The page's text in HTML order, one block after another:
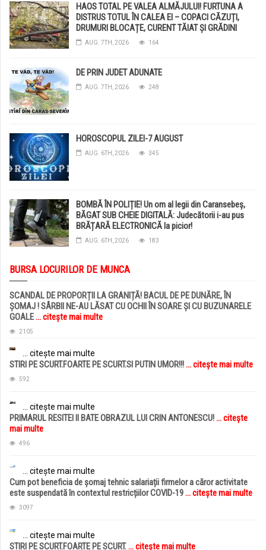
HAOS TOTAL PE VALEA ALMĂJULUI! FURTUNA A
DISTRUS TOTUL ÎN CALEA EI – COPACI CĂZUȚI,
DRUMURI BLOCAȚE, CURENT TĂIAT ȘI GRĂDINI
DISTRUSE DE GRINDINĂ!
AUG. 7TH, 2026 164
DE PRIN JUDET ADUNATE
AUG. 7TH, 2026 248
HOROSCOPUL ZILEI-7 AUGUST
AUG. 6TH, 2026 345
BOMBĂ ÎN POLIȚIE! Un om al legii din Caransebeș,
BĂGAT SUB CHEIE DIGITALĂ: Judecătorii i-au pus
BRĂȚARĂ ELECTRONICĂ la picior!
AUG. 6TH, 2026 183
BURSA LOCURILOR DE MUNCA
SCANDAL DE PROPORȚII LA GRANIȚĂ! BACUL DE PE DUNĂRE, ÎN
ȘOMAJ ! SÂRBII NE-AU LĂSAT CU OCHII ÎN SOARE ȘI CU BUZUNARELE
GOALE... citește mai multe
2105
... citește mai multe
STIRI PE SCURT.FOARTE PE SCURT.SI PUTIN UMOR!!!... citește mai multe
592
... citește mai multe
PRIMARUL RESITEI II BATE OBRAZUL LUI CRIN ANTONESCU!... citește
mai multe
496
... citește mai multe
Cum pot beneficia de șomaj tehnic salariații firmelor a căror activitate
este suspendată în contextul restricțiilor COVID-19... citește mai multe
3097
... citește mai multe
STIRI PE SCURT.FOARTE PE SCURT.... citește mai multe